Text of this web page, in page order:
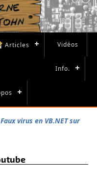
Articles Vidéos
Info.
Faux virus en VB.NET sur